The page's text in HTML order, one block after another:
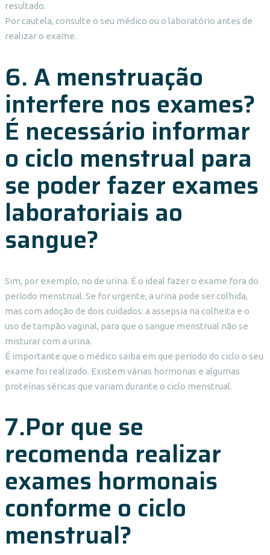
resultado.
Por cautela, consulte o seu médico ou o laboratório antes de
realizar o exame.
6. A menstruação
interfere nos exames?
É necessário informar
o ciclo menstrual para
se poder fazer exames
laboratoriais ao
sangue?
Sim, por exemplo, no de urina. É o ideal fazer o exame fora do
período menstrual. Se for urgente, a urina pode ser colhida,
mas com adoção de dois cuidados: a assepsia na colheita e o
uso de tampão vaginal, para que o sangue menstrual não se
misturar com a urina.
É importante que o médico saiba em que período do ciclo o seu
exame foi realizado. Existem várias hormonas e algumas
proteínas séricas que variam durante o ciclo menstrual.
7.Por que se
recomenda realizar
exames hormonais
conforme o ciclo
menstrual?